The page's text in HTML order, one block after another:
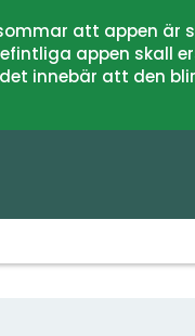
att appen är
appen skall
innebär att den